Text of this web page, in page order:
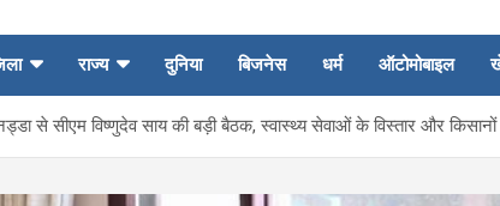
राज्य दुनिया बिजनेस धर्म ऑटोमोबाइल
से सीएम विष्णुदेव साय की बड़ी बैठक, स्वास्थ्य सेवाओं के विस्तार और